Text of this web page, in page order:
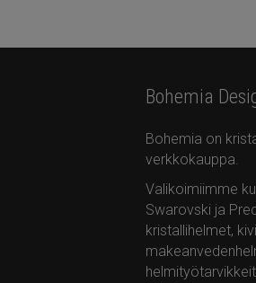
Bohemia
Bohemia on
verkkokauppa.
Valikoimiimme
Swarovski ja
kristallihelmet,